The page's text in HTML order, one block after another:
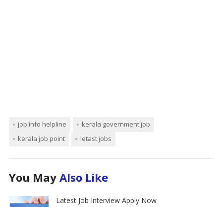
job info helpline
kerala government job
kerala job point
letast jobs
You May Also Like
Latest Job Interview Apply Now